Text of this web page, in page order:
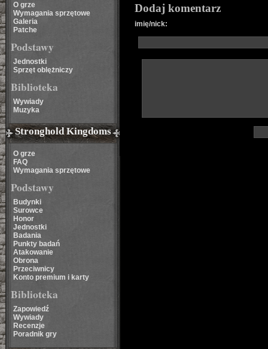
O grze
Wymagania sprzętowe
Galeria
Patche
Podstawy
Jednostki
Sprzęt oblężniczy
Biblioteka
Wywiady
Muzyka
Stronghold Kingdoms
O grze
FAQ
Wymagania sprzętowe
Podstawy
Budynki
Surowce
Honor
Jednostki
Badania
Punkty badań
Atakowanie
Obrona
Przeciwnicy
Konto premium i karty
Biblioteka
Zapowiedź
Wywiady
Recenzje
Poradnik gry
Dodaj komentarz
imię/nick: